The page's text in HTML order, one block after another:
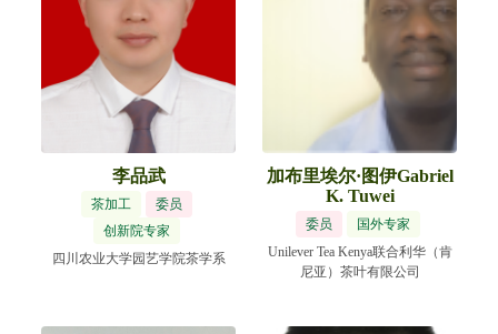
李品武
茶加工
委员
创新院专家
四川农业大学园艺学院茶学系
加布里埃尔·图伊Gabriel
K. Tuwei
委员
国外专家
Unilever Tea Kenya联合利华（肯
尼亚）茶叶有限公司